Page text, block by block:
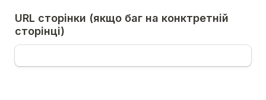
URL сторінки (якщо баг на конктретній
сторінці)